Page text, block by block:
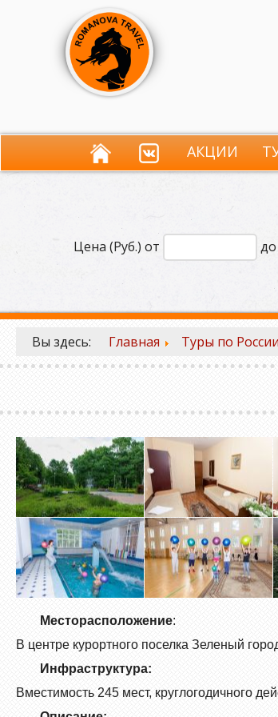
АКЦИИ
Цена (Руб.) от до
Вы здесь: Главная Туры по России
Месторасположение:
В центре курортного поселка Зеленый
Инфраструктура:
Вместимость 245 мест, круглогодичного